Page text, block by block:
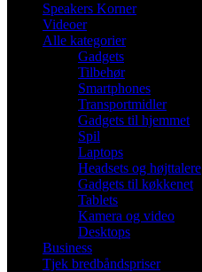
Speakers Korner
Videoer
Alle kategorier
Gadgets
Tilbehør
Smartphones
Transportmidler
Gadgets til hjemmet
Spil
Laptops
Headsets og højttalere
Gadgets til køkkenet
Tablets
Kamera og video
Desktops
Business
Tjek bredbåndspriser